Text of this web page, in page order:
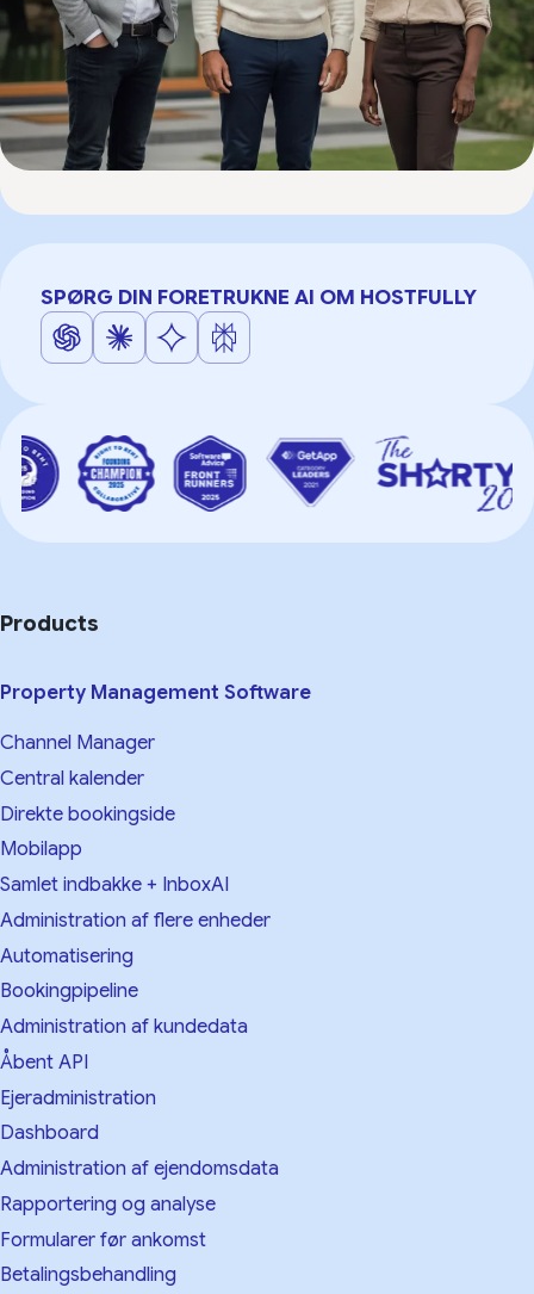
SPØRG DIN FORETRUKNE AI OM HOSTFULLY
Products
Property Management Software
Channel Manager
Central kalender
Direkte bookingside
Mobilapp
Samlet indbakke + InboxAI
Administration af flere enheder
Automatisering
Bookingpipeline
Administration af kundedata
Åbent API
Ejeradministration
Dashboard
Administration af ejendomsdata
Rapportering og analyse
Formularer før ankomst
Betalingsbehandling